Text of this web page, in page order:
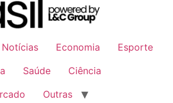
Economia
Esporte
Saúde
Ciência
Outras